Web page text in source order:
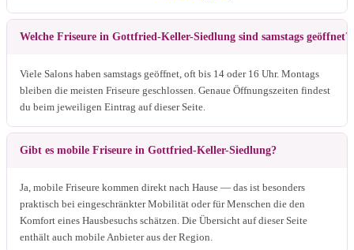
Welche Friseure in Gottfried-Keller-Siedlung sind samstags geöffnet?
Viele Salons haben samstags geöffnet, oft bis 14 oder 16 Uhr. Montags
bleiben die meisten Friseure geschlossen. Genaue Öffnungszeiten findest
du beim jeweiligen Eintrag auf dieser Seite.
Gibt es mobile Friseure in Gottfried-Keller-Siedlung?
Ja, mobile Friseure kommen direkt nach Hause — das ist besonders
praktisch bei eingeschränkter Mobilität oder für Menschen die den
Komfort eines Hausbesuchs schätzen. Die Übersicht auf dieser Seite
enthält auch mobile Anbieter aus der Region.